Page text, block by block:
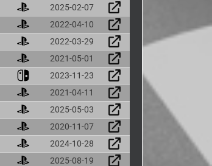
2025-02-07
2022-04-10
2022-03-29
2021-05-01
2023-11-23
2021-04-11
2025-05-03
2020-11-07
2024-10-28
2025-08-19